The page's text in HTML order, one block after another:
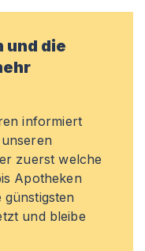
und die
informiert
zuerst welche
Apotheken
günstigsten
und bleibe